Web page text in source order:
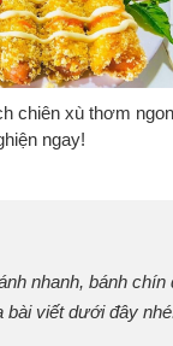
chiên xù thơm
ngay!
nhanh, bánh
bài viết dưới đây